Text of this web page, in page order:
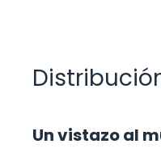
Un vistazo al